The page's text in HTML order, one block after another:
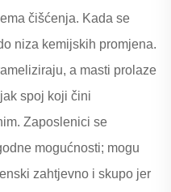
čišćenja. Kada se
niza kemijskih promjena.
a masti prolaze
spoj koji čini
Zaposlenici se
mogućnosti; mogu
zahtjevno i skupo jer